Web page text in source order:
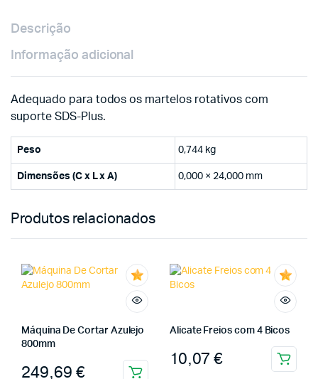
Descrição
Informação adicional
Adequado para todos os martelos rotativos com
suporte SDS-Plus.
Peso 0,744 kg
Dimensões (C x L x A) 0,000 × 24,000 mm
Produtos relacionados
Máquina De Cortar Azulejo
800mm
249,69 €
Alicate Freios com 4 Bicos
10,07 €